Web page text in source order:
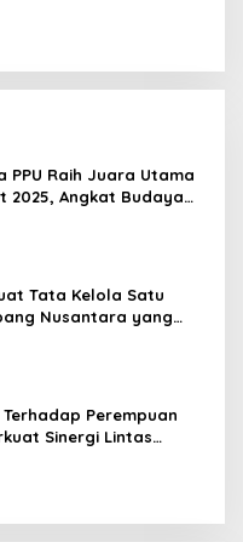
PPU Raih Juara Utama
2025, Angkat Budaya
Tata Kelola Satu
Nusantara yang
Perempuan
Sinergi Lintas